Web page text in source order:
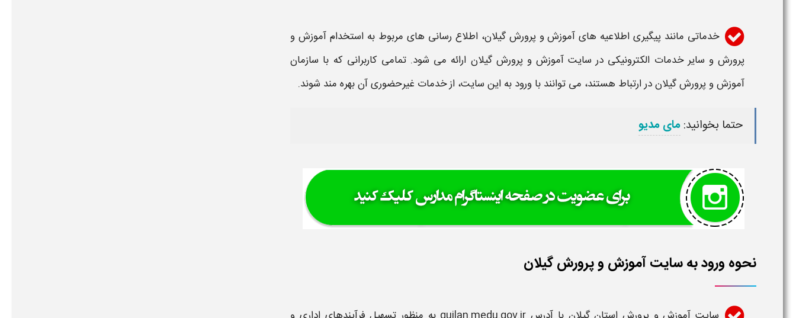
خدماتی مانند پیگیری اطلاعیه های آموزش و پرورش گیلان، اطلاع رسانی های مربوط به استخدام آموزش و
پرورشو سایر خدمات الکترونیکی در سایت آموزش و پرورش گیلان ارائه می شود. تمامی کاربرانی که با سازمان
آموزش و پرورش گیلاندر ارتباط هستند، می توانند با ورود به این سایت، از خدمات غیرحضوری آن بهره مند شوند.
حتما بخوانید:مای مدیو
نحوه ورود به سایت آموزش و پرورش گیلان